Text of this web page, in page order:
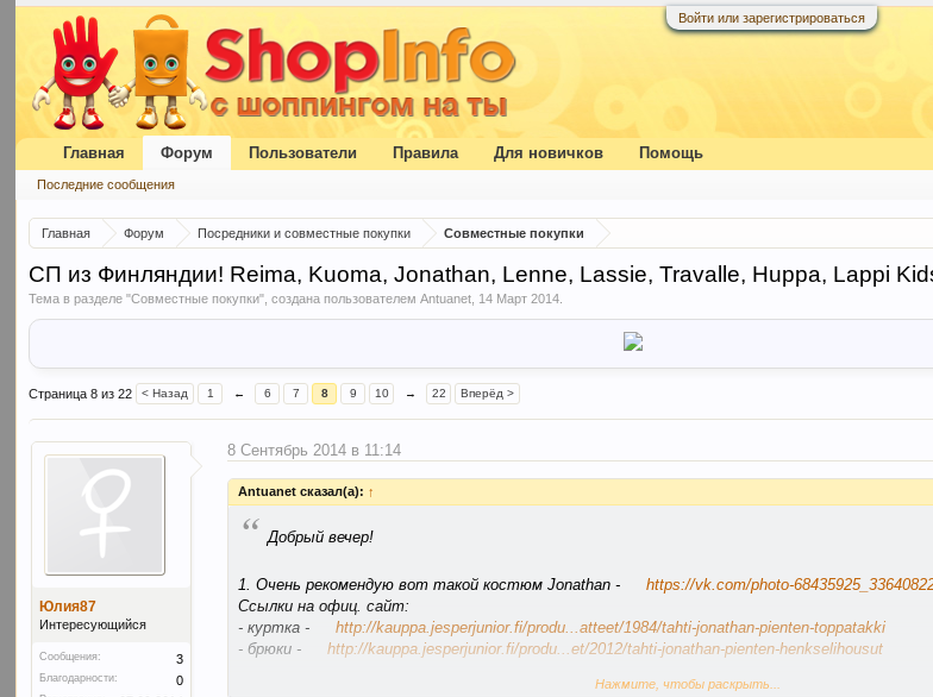
Войти или зарегистрироваться
Главная Форум Посредники и совместные покупки Совместные покупки
СП из Финляндии! Reima, Kuoma, Jonathan, Lenne, Lassie, Travalle, Huppa, Lappi
Тема в разделе "Совместные покупки", создана пользователемAntuanet 14 Март 2014
Страница 8 из 22 < Назад 1 ← 6 7 8 9 10 → 22 Вперёд >
Юлия87
Интересующийся
Сообщения: 3
Благодарности: 0
8 Сентябрь 2014 в 11:14
Antuanet сказал(а): ↑
“ Добрый вечер!
1. Очень рекомендую вот такой костюм Jonathan -
https://vk.com/photo-
Ссылки на офиц. сайт:
- куртка -
http://kauppa.jesperjunior.fi/produ...atteet/1984/tahti-jonathan-pienten-toppatakki
- брюки -
http://kauppa.jesperjunior.fi/produ...et/2012/tahti-jonathan-pienten-henkselihousut
Качество отличное! Производство находиться в Финляндии!
Нажмите, чтобы раскрыть...
Главная Форум
Последние сообщения
Пользователи Правила Для новичков Помощь